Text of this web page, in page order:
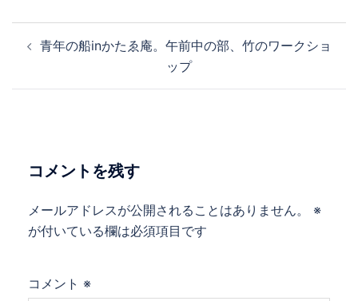
稿
シ
ン
青年の船inかたゑ庵。午前中の部、竹のワークショ
ップ
コメントを残す
メールアドレスが公開されることはありません。
※
が付いている欄は必須項目です
コメント ※